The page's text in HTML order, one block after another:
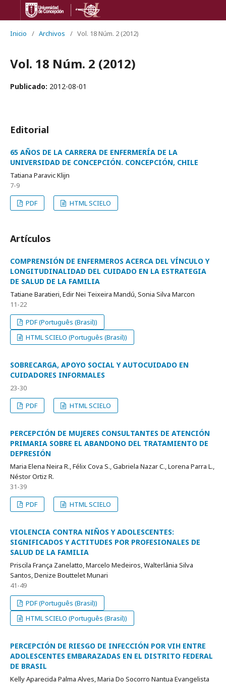
Inicio / Archivos / Vol. 18 Núm. 2 (2012)
Vol. 18 Núm. 2 (2012)
Publicado: 2012-08-01
Editorial
65 AÑOS DE LA CARRERA DE ENFERMERÍA DE LA
UNIVERSIDAD DE CONCEPCIÓN. CONCEPCIÓN, CHILE
Tatiana Paravic Klijn
7-9
PDF
HTML SCIELO
Artículos
COMPRENSIÓN DE ENFERMEROS ACERCA DEL VÍNCULO Y
LONGITUDINALIDAD DEL CUIDADO EN LA ESTRATEGIA
DE SALUD DE LA FAMILIA
Tatiane Baratieri, Edir Nei Teixeira Mandú, Sonia Silva Marcon
11-22
PDF (Português (Brasil))
HTML SCIELO (Português (Brasil))
SOBRECARGA, APOYO SOCIAL Y AUTOCUIDADO EN
CUIDADORES INFORMALES
23-30
PDF
HTML SCIELO
PERCEPCIÓN DE MUJERES CONSULTANTES DE ATENCIÓN
PRIMARIA SOBRE EL ABANDONO DEL TRATAMIENTO DE
DEPRESIÓN
Maria Elena Neira R., Félix Cova S., Gabriela Nazar C., Lorena Parra L.,
Néstor Ortiz R.
31-39
PDF
HTML SCIELO
VIOLENCIA CONTRA NIÑOS Y ADOLESCENTES:
SIGNIFICADOS Y ACTITUDES POR PROFESIONALES DE
SALUD DE LA FAMILIA
Priscila França Zanelatto, Marcelo Medeiros, Walterlânia Silva
Santos, Denize Bouttelet Munari
41-49
PDF (Português (Brasil))
HTML SCIELO (Português (Brasil))
PERCEPCIÓN DE RIESGO DE INFECCIÓN POR VIH ENTRE
ADOLESCENTES EMBARAZADAS EN EL DISTRITO FEDERAL
DE BRASIL
Kelly Aparecida Palma Alves, Maria Do Socorro Nantua Evangelista